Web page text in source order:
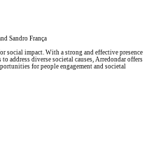
Sandro França
impact. With a strong and effective presence
address diverse societal causes, Arredondar offers
for people engagement and societal